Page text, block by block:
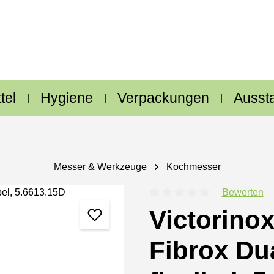
Hygiene Verpackungen
Messer & Werkzeuge Kochmesser
Bewerten
Fibrox